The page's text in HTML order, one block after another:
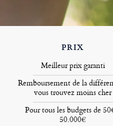
PRIX
Meilleur prix garanti
Remboursement de la
vous trouvez moins cher
Pour tous les budgets de
50.000€